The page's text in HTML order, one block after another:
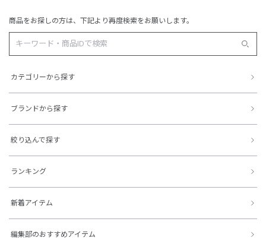
商品をお探しの方は、下記より再度検索をお願いします。
カテゴリーから探す
ブランドから探す
絞り込んで探す
ランキング
新着アイテム
編集部のおすすめアイテム